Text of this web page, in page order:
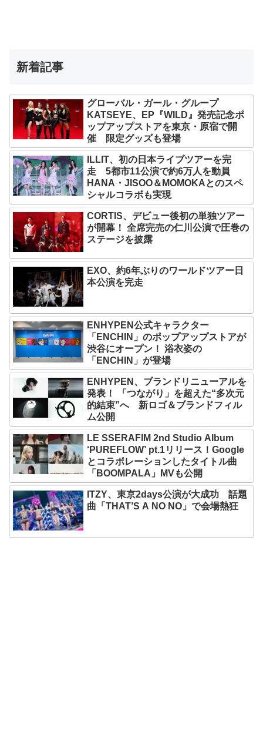
新着記事
グローバル・ガール・グループ
KATSEYE、EP『WILD』発売記念ポ
ップアップストアを東京・原宿で開
催 限定グッズも登場
ILLIT、初の日本ライブツアーを完
走 5都市11公演で約6万人を動員
HANA・JISOO＆MOMOKAとのスペ
シャルコラボも実現
CORTIS、デビュー後初の単独ツアー
が開幕！ 全席完売の仁川公演で圧巻の
ステージを披露
EXO、約6年ぶりのワールドツアー日
本公演を完走
ENHYPEN公式キャラクター
「ENCHIN」のポップアップストアが
渋谷にオープン！ 浴衣姿の
「ENCHIN」が登場
ENHYPEN、ブランドリニューアルを
発表！ 「つながり」を超えた“多次元
的結束”へ 新ロゴ＆ブランドフィル
ム公開
LE SSERAFIM 2nd Studio Album
‘PUREFLOW’ pt.1リリース！Google
とコラボレーションしたタイトル曲
「BOOMPALA」MVも公開
ITZY、東京2days公演が大成功 話題
曲「THAT’S A NO NO」で会場熱狂